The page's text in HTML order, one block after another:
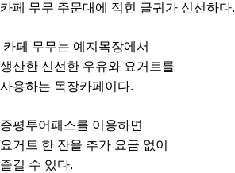
카페 무무 주문대에 적힌 글귀가 신선하다.
카페 무무는 예지목장에서
생산한 신선한 우유와 요거트를
사용하는 목장카페이다.
증평투어패스를 이용하면
요거트 한 잔을 추가 요금 없이
즐길 수 있다.